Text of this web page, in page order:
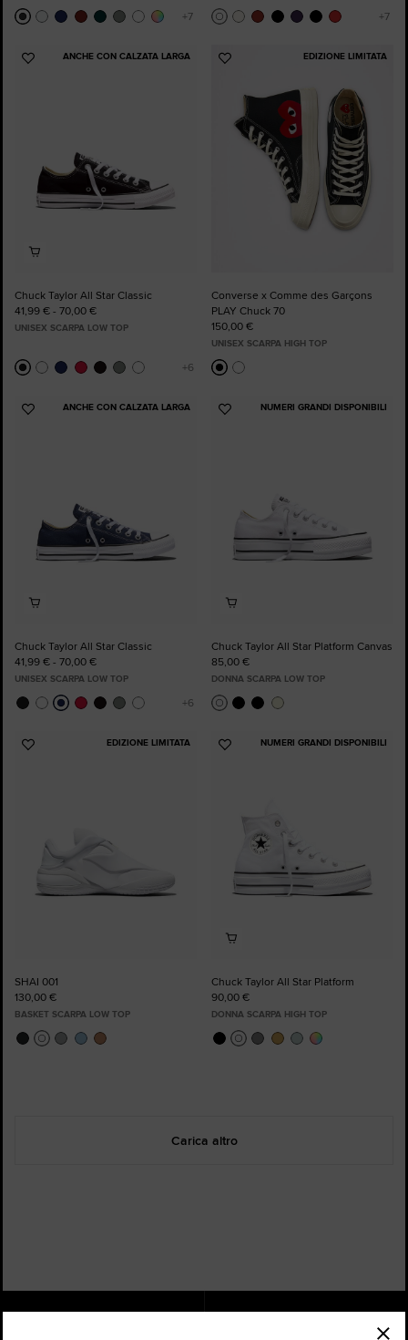
ANCHE CON CALZATA LARGA
Aggiungi
Chuck Taylor All Star Classic
41,99 € - 70,00 €
UNISEX SCARPA LOW TOP
EDIZIONE LIMITATA
Aggiungi
preferiti
Converse x Comme des Garçons
PLAY Chuck 70
150,00 €
UNISEX SCARPA HIGH TOP
ANCHE CON CALZATA LARGA
Aggiungi
Chuck Taylor All Star Classic
41,99 € - 70,00 €
UNISEX SCARPA LOW TOP
NUMERI GRANDI DISPONIBILI
Aggiungi
Chuck Taylor All Star Platform Canvas
85,00 €
DONNA SCARPA LOW TOP
EDIZIONE LIMITATA
Aggiungi
SHAI 001
130,00 €
BASKET SCARPA LOW TOP
NUMERI GRANDI DISPONIBILI
Aggiungi
Chuck Taylor All Star Platform
90,00 €
DONNA SCARPA HIGH TOP
Carica altro
Stato dell'ordine Trova un Negozio